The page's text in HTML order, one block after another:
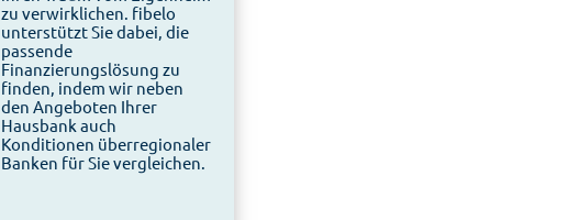
zu verwirklichen. fibelo
unterstützt Sie dabei, die
passende
Finanzierungslösung zu
finden, indem wir neben
den Angeboten Ihrer
Hausbank auch
Konditionen überregionaler
Banken für Sie vergleichen.